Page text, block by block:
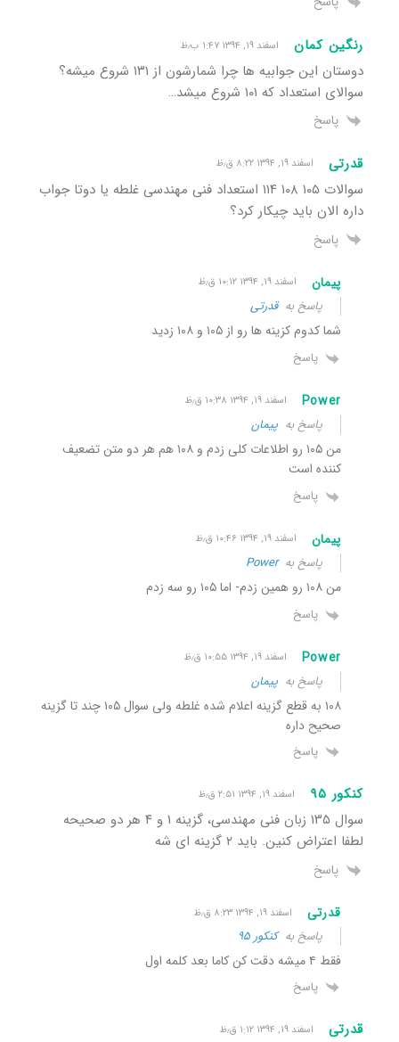
رنگین کمان اسفند ۱۹, ۱۳۹۴ ۱:۴۷ ب٫ظ
دوستان این جوابیه ها چرا شمارشون از ۱۳۱ شروع میشه؟
سوالای استعداد که ۱۰۱ شروع میشد…
پاسخ
قدرتی اسفند ۱۹, ۱۳۹۴ ۸:۲۲ ق٫ظ
سوالات ۱۰۵ ۱۰۸ ۱۱۴ استعداد فنی مهندسی غلطه یا دوتا جواب
داره الان باید چیکار کرد؟
پاسخ
پیمان اسفند ۱۹, ۱۳۹۴ ۱۰:۱۲ ق٫ظ
پاسخ بهقدرتی
شما کدوم کزینه ها رو از ۱۰۵ و ۱۰۸ زدید
پاسخ
Power اسفند ۱۹, ۱۳۹۴ ۱۰:۳۸ ق٫ظ
پاسخ به پیمان
من ١٠۵ رو اطلاعات کلی زدم و ١٠٨ هم هر دو متن تضعیف
کننده است
پاسخ
پیمان اسفند ۱۹, ۱۳۹۴ ۱۰:۴۶ ق٫ظ
پاسخ بهPower
من ۱۰۸ رو همین زدم- اما ۱۰۵ رو سه زدم
پاسخ
Power اسفند ۱۹, ۱۳۹۴ ۱۰:۵۵ ق٫ظ
پاسخ به پیمان
١٠٨ به قطع گزینه اعلام شده غلطه ولی سوال ١٠۵ چند تا گزینه
صحیح داره
پاسخ
کنکور ٩۵ اسفند ۱۹, ۱۳۹۴ ۲:۵۱ ق٫ظ
سوال ١٣۵ زبان فنی مهندسی، گزینه ١ و ۴ هر دو صحیحه
لطفا اعتراض کنین. باید ٢ گزینه ای شه
پاسخ
قدرتی اسفند ۱۹, ۱۳۹۴ ۸:۲۳ ق٫ظ
پاسخ بهکنکور ٩۵
فقط ۴ میشه دقت کن کاما بعد کلمه اول
پاسخ
قدرتی اسفند ۱۹, ۱۳۹۴ ۱:۱۲ ق٫ظ